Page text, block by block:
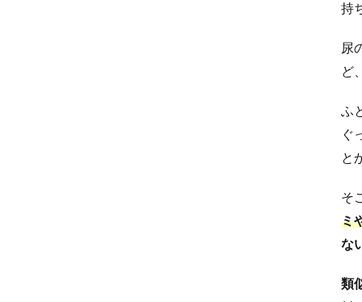
持
尿
ど
ふ
ぐ
と
そ
ミ
な
類